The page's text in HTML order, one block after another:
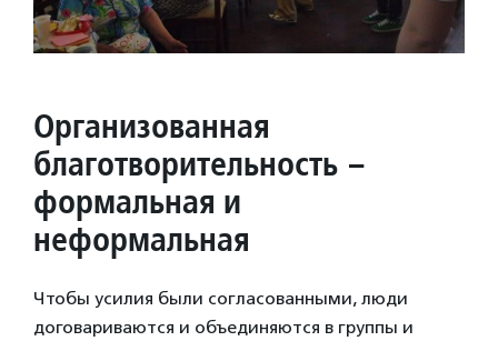
Организованная
благотворительность –
формальная и
неформальная
Чтобы усилия были согласованными, люди
договариваются и объединяются в группы и